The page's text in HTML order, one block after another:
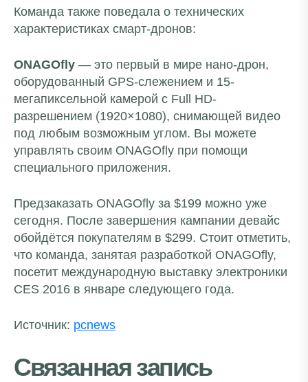
Команда также поведала о технических
характеристиках смарт-дронов:
ONAGOfly — это первый в мире нано-дрон,
оборудованный GPS-слежением и 15-
мегапиксельной камерой с Full HD-
разрешением (1920×1080), снимающей видео
под любым возможным углом. Вы можете
управлять своим ONAGOfly при помощи
специального приложения.
Предзаказать ONAGOfly за $199 можно уже
сегодня. После завершения кампании девайс
обойдётся покупателям в $299. Стоит отметить,
что команда, занятая разработкой ONAGOfly,
посетит международную выставку электроники
CES 2016 в январе следующего года.
Источник: pcnews
Связанная запись